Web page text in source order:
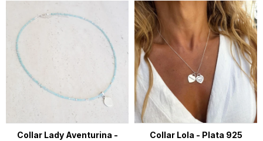
Collar Lady Aventurina -
Collar Lola - Plata 925